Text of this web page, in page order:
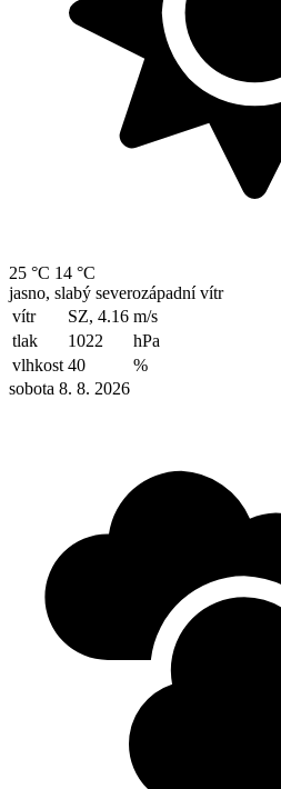
25 °C 14 °C
jasno, slabý severozápadní vítr
vítr
SZ, 4.16 m/s
tlak
1022
hPa
vlhkost 40
%
sobota 8. 8. 2026